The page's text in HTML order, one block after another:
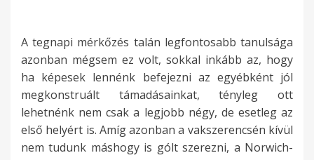
A tegnapi mérkőzés talán legfontosabb tanulsága
azonban mégsem ez volt, sokkal inkább az, hogy
ha képesek lennénk befejezni az egyébként jól
megkonstruált támadásainkat, tényleg ott
lehetnénk nem csak a legjobb négy, de esetleg az
első helyért is. Amíg azonban a vakszerencsén kívül
nem tudunk máshogy is gólt szerezni, a Norwich-